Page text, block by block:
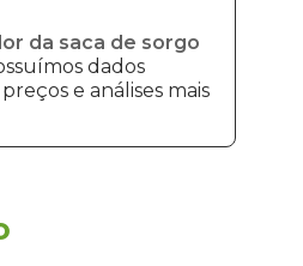
da saca de sorgo
dados
e análises mais